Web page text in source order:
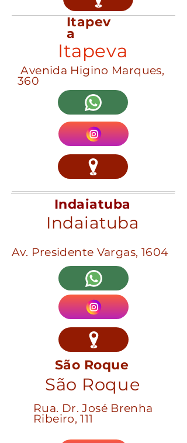
Itapev
a
Itapeva
Avenida Higino Marques,
360
Indaiatuba
Indaiatuba
Av. Presidente Vargas, 1604
São Roque
São Roque
Rua. Dr. José Brenha
Ribeiro, 111